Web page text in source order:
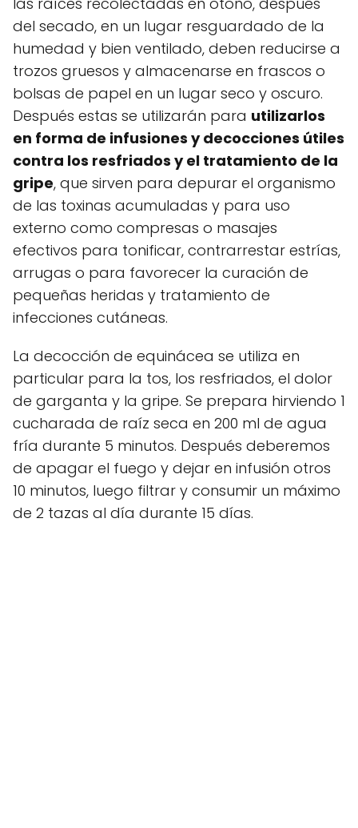
del secado, en un lugar resguardado de la
humedad y bien ventilado, deben reducirse a
trozos gruesos y almacenarse en frascos o
bolsas de papel en un lugar seco y oscuro.
Después estas se utilizarán para utilizarlos
en forma de infusiones y decocciones útiles
contra los resfriados y el tratamiento de la
gripe, que sirven para depurar el organismo
de las toxinas acumuladas y para uso
externo como compresas o masajes
efectivos para tonificar, contrarrestar estrías,
arrugas o para favorecer la curación de
pequeñas heridas y tratamiento de
infecciones cutáneas.
La decocción de equinácea se utiliza en
particular para la tos, los resfriados, el dolor
de garganta y la gripe. Se prepara hirviendo 1
cucharada de raíz seca en 200 ml de agua
fría durante 5 minutos. Después deberemos
de apagar el fuego y dejar en infusión otros
10 minutos, luego filtrar y consumir un máximo
de 2 tazas al día durante 15 días.